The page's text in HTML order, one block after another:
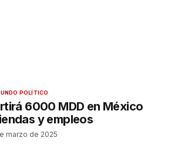
POLÍTICO
6000 MDD en México
y empleos
marzo de 2025